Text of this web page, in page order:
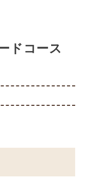
ドコース